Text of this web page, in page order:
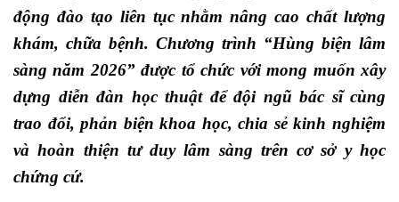
động đào tạo liên tục nhằm nâng cao chất lượng
khám, chữa bệnh. Chương trình “Hùng biện lâm
sàng năm 2026” được tổ chức với mong muốn xây
dựng diễn đàn học thuật để đội ngũ bác sĩ cùng
trao đổi, phản biện khoa học, chia sẻ kinh nghiệm
và hoàn thiện tư duy lâm sàng trên cơ sở y học
chứng cứ.